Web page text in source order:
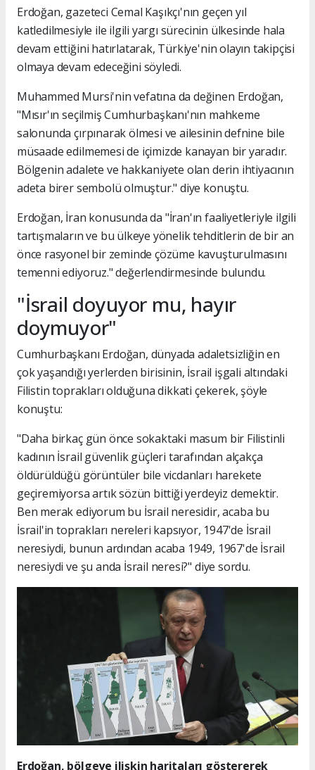
Erdoğan, gazeteci Cemal Kaşıkçı'nın geçen yıl
katledilmesiyle ile ilgili yargı sürecinin ülkesinde hala
devam ettiğini hatırlatarak, Türkiye'nin olayın takipçisi
olmaya devam edeceğini söyledi.
Muhammed Mursi'nin vefatına da değinen Erdoğan,
"Mısır'ın seçilmiş Cumhurbaşkanı'nın mahkeme
salonunda çırpınarak ölmesi ve ailesinin defnine bile
müsaade edilmemesi de içimizde kanayan bir yaradır.
Bölgenin adalete ve hakkaniyete olan derin ihtiyacının
adeta birer sembolü olmuştur." diye konuştu.
Erdoğan, İran konusunda da "İran'ın faaliyetleriyle ilgili
tartışmaların ve bu ülkeye yönelik tehditlerin de bir an
önce rasyonel bir zeminde çözüme kavuşturulmasını
temenni ediyoruz." değerlendirmesinde bulundu.
"İsrail doyuyor mu, hayır
doymuyor"
Cumhurbaşkanı Erdoğan, dünyada adaletsizliğin en
çok yaşandığı yerlerden birisinin, İsrail işgali altındaki
Filistin toprakları olduğuna dikkati çekerek, şöyle
konuştu:
"Daha birkaç gün önce sokaktaki masum bir Filistinli
kadının İsrail güvenlik güçleri tarafından alçakça
öldürüldüğü görüntüler bile vicdanları harekete
geçiremiyorsa artık sözün bittiği yerdeyiz demektir.
Ben merak ediyorum bu İsrail neresidir, acaba bu
İsrail'in toprakları nereleri kapsıyor, 1947'de İsrail
neresiydi, bunun ardından acaba 1949, 1967'de İsrail
neresiydi ve şu anda İsrail neresi?" diye sordu.
Erdoğan, bölgeye ilişkin haritaları göstererek